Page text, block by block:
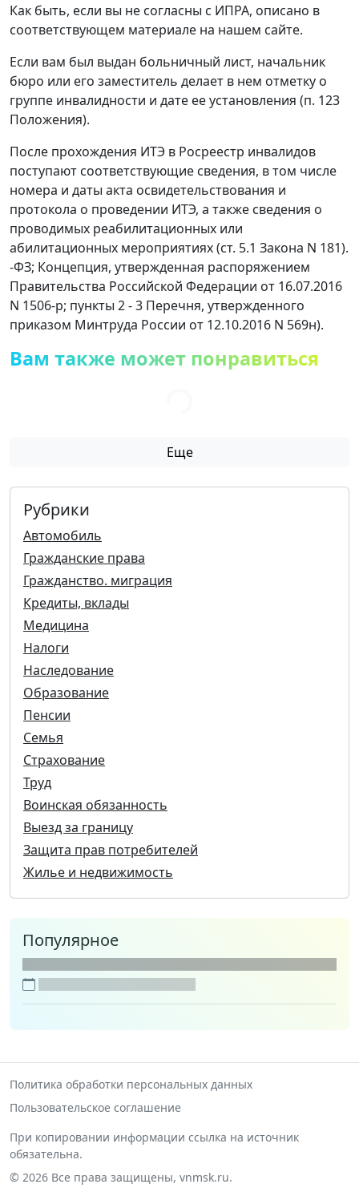
Как быть, если вы не согласны с ИПРА, описано в
соответствующем материале на нашем сайте.
Если вам был выдан больничный лист, начальник
бюро или его заместитель делает в нем отметку о
группе инвалидности и дате ее установления (п. 123
Положения).
После прохождения ИТЭ в Росреестр инвалидов
поступают соответствующие сведения, в том числе
номера и даты акта освидетельствования и
протокола о проведении ИТЭ, а также сведения о
проводимых реабилитационных или
абилитационных мероприятиях (ст. 5.1 Закона N 181).
-ФЗ; Концепция, утвержденная распоряжением
Правительства Российской Федерации от 16.07.2016
N 1506-р; пункты 2 - 3 Перечня, утвержденного
приказом Минтруда России от 12.10.2016 N 569н).
Вам также может понравиться
Еще
Рубрики
Автомобиль
Гражданские права
Гражданство. миграция
Кредиты, вклады
Медицина
Налоги
Наследование
Образование
Пенсии
Семья
Страхование
Труд
Воинская обязанность
Выезд за границу
Защита прав потребителей
Жилье и недвижимость
Популярное
Политика обработки персональных данных
Пользовательское соглашение
При копировании информации ссылка на источник
обязательна.
© 2026 Все права защищены, vnmsk.ru.